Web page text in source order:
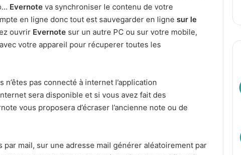
Evernote va synchroniser le contenu de votre
en ligne donc tout est sauvegarder en ligne sur le
ouvrir Evernote sur un autre PC ou sur votre mobile,
votre appareil pour récuperer toutes les
pas connecté à internet l’application
sera disponible et si vous avez fait des
vous proposera d’écraser l’ancienne note ou de
par mail, sur une adresse mail générer aléatoirement par